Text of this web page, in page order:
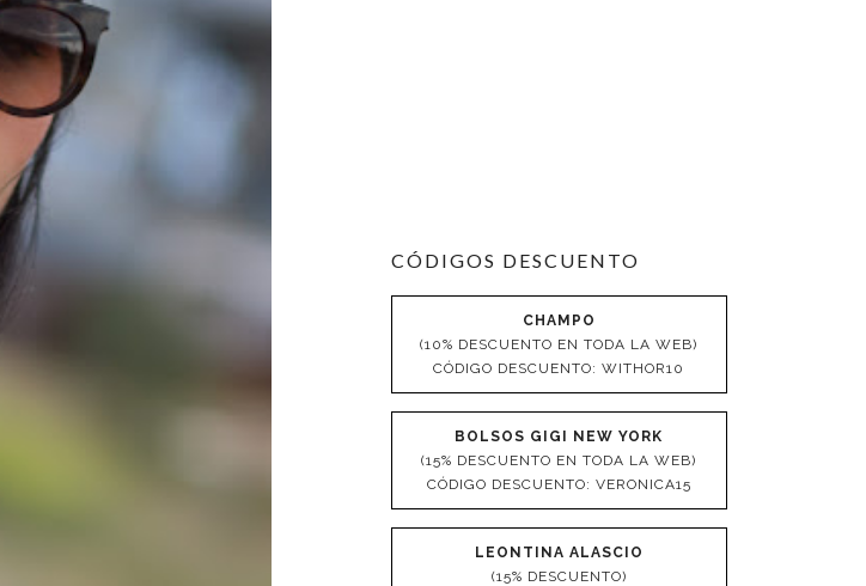
CÓDIGOS DESCUENTO
CHAMPO
(10% DESCUENTO EN TODA LA WEB)
CÓDIGO DESCUENTO: WITHOR10
BOLSOS GIGI NEW YORK
(15% DESCUENTO EN TODA LA WEB)
CÓDIGO DESCUENTO: VERONICA15
LEONTINA ALASCIO
(15% DESCUENTO)